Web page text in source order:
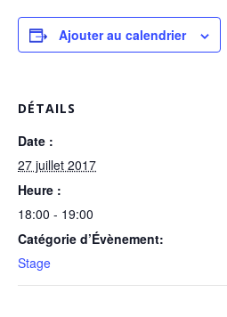
Ajouter au calendrier
DÉTAILS
Date :
27 juillet 2017
Heure :
18:00 - 19:00
Catégorie d’Évènement:
Stage